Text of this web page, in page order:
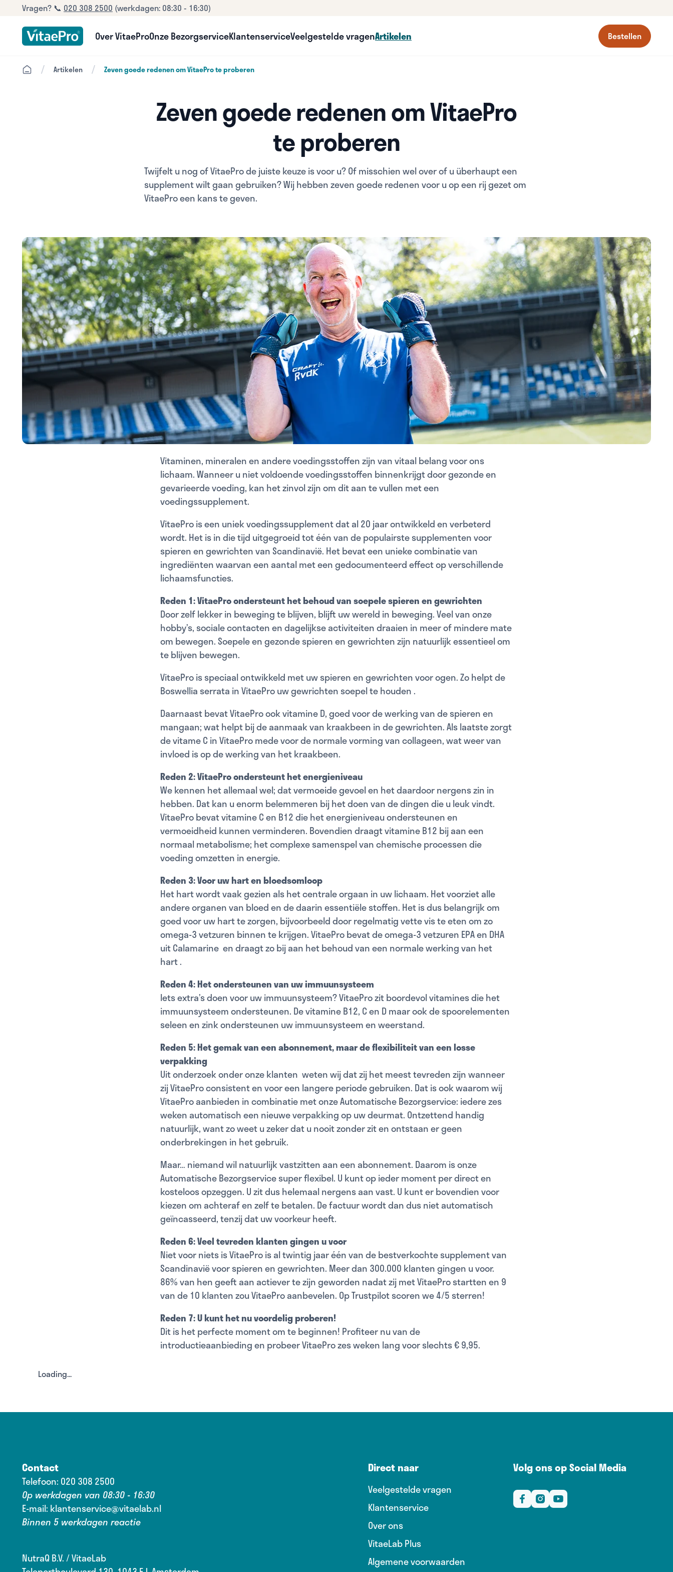
Vragen? 📞 020 308 2500 (werkdagen: 08:30 - 16:30)
Over VitaeProOnze BezorgserviceKlantenserviceVeelgestelde vragenArtikelen Bestellen
/ Artikelen / Zeven goede redenen om VitaePro te proberen
Zeven goede redenen om VitaePro
te proberen
Twijfelt u nog of VitaePro de juiste keuze is voor u? Of misschien wel over of u überhaupt een
supplement wilt gaan gebruiken? Wij hebben zeven goede redenen voor u op een rij gezet om
VitaePro een kans te geven.
Vitaminen, mineralen en andere voedingsstoffen zijn van vitaal belang voor ons
lichaam. Wanneer u niet voldoende voedingsstoffen binnenkrijgt door gezonde en
gevarieerde voeding, kan het zinvol zijn om dit aan te vullen met een
voedingssupplement.
VitaePro is een uniek voedingssupplement dat al 20 jaar ontwikkeld en verbeterd
wordt. Het is in die tijd uitgegroeid tot één van de populairste supplementen voor
spieren en gewrichten van Scandinavië. Het bevat een unieke combinatie van
ingrediënten waarvan een aantal met een gedocumenteerd effect op verschillende
lichaamsfuncties.
Reden 1: VitaePro ondersteunt het behoud van soepele spieren en gewrichten
Door zelf lekker in beweging te blijven, blijft uw wereld in beweging. Veel van onze
hobby’s, sociale contacten en dagelijkse activiteiten draaien in meer of mindere mate
om bewegen. Soepele en gezonde spieren en gewrichten zijn natuurlijk essentieel om
te blijven bewegen.
VitaePro is speciaal ontwikkeld met uw spieren en gewrichten voor ogen. Zo helpt de
Boswellia serrata in VitaePro uwgewrichten soepel te houden.
Daarnaast bevat VitaePro ook vitamine D, goed voor de werking van de spieren en
mangaan; wat helpt bij de aanmaak van kraakbeen in de gewrichten. Als laatste zorgt
de vitame C in VitaePro mede voor de normale vorming van collageen, wat weer van
invloed is op de werking van het kraakbeen.
Reden 2: VitaePro ondersteunt het energieniveau
We kennen het allemaal wel; dat vermoeide gevoel en het daardoor nergens zin in
hebben. Dat kan u enorm belemmeren bij het doen van de dingen die u leuk vindt.
VitaePro bevat vitamine C en B12 die het energieniveau ondersteunen en
vermoeidheid kunnen verminderen. Bovendien draagt vitamine B12 bij aan een
normaal metabolisme; het complexe samenspel van chemische processen die
voeding omzetten in energie.
Reden 3: Voor uw hart en bloedsomloop
Het hart wordt vaak gezien als het centrale orgaan in uw lichaam. Het voorziet alle
andere organen van bloed en de daarin essentiële stoffen. Het is dus belangrijk om
goed voor uw hart te zorgen, bijvoorbeeld door regelmatig vette vis te eten om zo
omega-3 vetzuren binnen te krijgen. VitaePro bevat de omega-3 vetzuren EPA en DHA
uit Calamarine en draagt zo bij aan het behoud van een normale werking van het
hart.
Reden 4: Het ondersteunen van uw immuunsysteem
Iets extra’s doen voor uw immuunsysteem? VitaePro zit boordevol vitamines die het
immuunsysteem ondersteunen. De vitamine B12, C en D maar ook de spoorelementen
seleen en zink ondersteunen uw immuunsysteem en weerstand.
Reden 5: Het gemak van een abonnement, maar de flexibiliteit van een losse
verpakking
Uit onderzoek onder onze klanten weten wij dat zij het meest tevreden zijn wanneer
zij VitaePro consistent en voor een langere periode gebruiken. Dat is ook waarom wij
VitaePro aanbieden in combinatie met onze Automatische Bezorgservice: iedere zes
weken automatisch een nieuwe verpakking op uw deurmat. Ontzettend handig
natuurlijk, want zo weet u zeker dat u nooit zonder zit en ontstaan er geen
onderbrekingen in het gebruik.
Maar… niemand wil natuurlijk vastzitten aan een abonnement. Daarom is onze
Automatische Bezorgservice super flexibel. U kunt op ieder moment per direct en
kosteloos opzeggen. U zit dus helemaal nergens aan vast. U kunt er bovendien voor
kiezen om achteraf en zelf te betalen. De factuur wordt dan dus niet automatisch
geïncasseerd, tenzij dat uw voorkeur heeft.
Reden 6: Veel tevreden klanten gingen u voor
Niet voor niets is VitaePro is al twintig jaar één van de bestverkochte supplement van
Scandinavië voor spieren en gewrichten. Meer dan 300.000 klanten gingen u voor.
86% van hen geeft aan actiever te zijn geworden nadat zij met VitaePro startten en 9
van de 10 klanten zou VitaePro aanbevelen. Op Trustpilot scoren we 4/5 sterren!
Reden 7: U kunt het nu voordelig proberen!
Dit is het perfecte moment om te beginnen! Profiteer nu van de
introductieaanbieding en probeer VitaePro zes weken lang voor slechts € 9,95.
Loading...
Contact
Telefoon: 020 308 2500
Op werkdagen van 08:30 - 16:30
E-mail: klantenservice@vitaelab.nl
Binnen 5 werkdagen reactie
NutraQ B.V. / VitaeLab
Direct naar
Veelgestelde vragen
Klantenservice
Over ons
VitaeLab Plus
Algemene voorwaarden
Volg ons op Social Media